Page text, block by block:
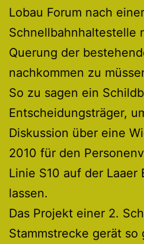
Lobau Forum nach einer
Schnellbahnhaltestelle
Querung der
nachkommen zu
So zu sagen ein
Entscheidungsträger,
Diskussion über eine
2010 für den
Linie S10 auf der Laaer
lassen.
Das Projekt einer 2.
Stammstrecke gerät so